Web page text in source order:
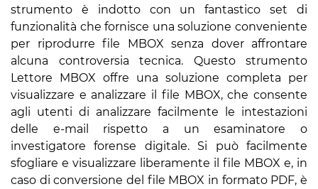
strumento è indotto con un fantastico set di
funzionalità che fornisce una soluzione conveniente
per riprodurre file MBOX senza dover affrontare
alcuna controversia tecnica. Questo strumento
Lettore MBOX offre una soluzione completa per
visualizzare e analizzare il file MBOX, che consente
agli utenti di analizzare facilmente le intestazioni
delle e-mail rispetto a un esaminatore o
investigatore forense digitale. Si può facilmente
sfogliare e visualizzare liberamente il file MBOX e, in
caso di conversione del file MBOX in formato PDF, è